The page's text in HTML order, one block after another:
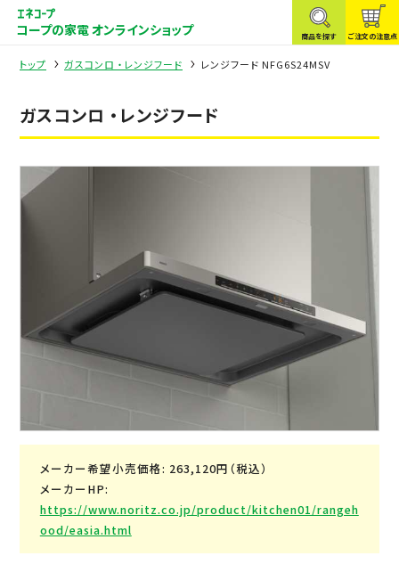
コープの家電 オンラインショップ 商品を探す ご注文の注意点
トップ ガスコンロ ・レンジフード レンジフード NFG6S24MSV
ガスコンロ ・レンジフード
メーカー希望小売価格: 263,120円（税込）
メーカーHP:
https://www.noritz.co.jp/product/kitchen01/rangeh
ood/easia.html